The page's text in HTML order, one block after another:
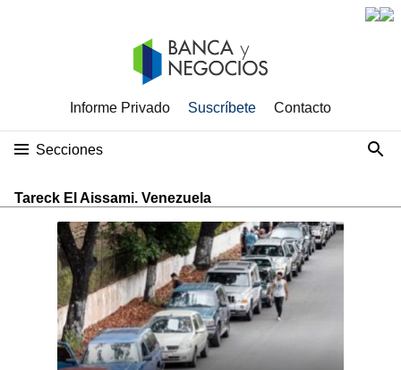
Informe Privado Suscríbete Contacto
Secciones
Tareck El Aissami. Venezuela